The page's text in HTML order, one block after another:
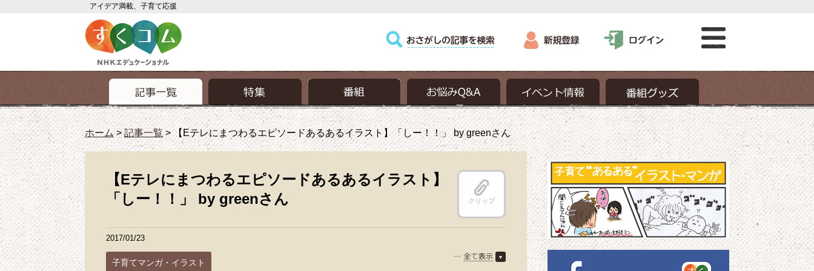
アイデア満載、子育て応援
ホーム>記事一覧>【Eテレにまつわるエピソードあるあるイラスト】「しー！！」 by greenさん
【Eテレにまつわるエピソードあるあるイラスト】
「しー！！」 by greenさん
クリップ
2017/01/23
子育てマンガ・イラスト